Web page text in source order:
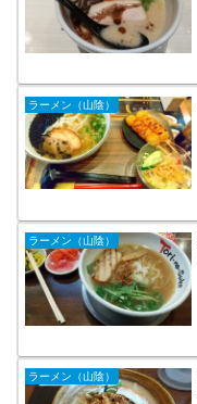
ラーメン（山陰）
ラーメン（山陰）
ラーメン（山陰）